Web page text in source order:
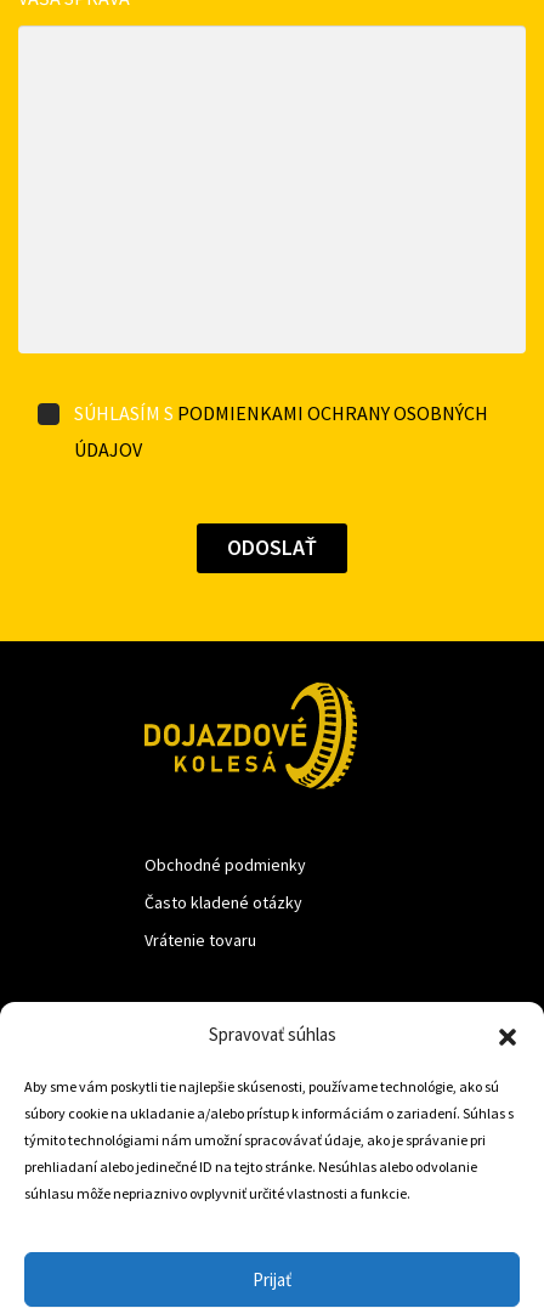
Spravovať súhlas
Aby sme vám poskytli tie najlepšie skúsenosti, používame technológie, ako sú
súbory cookie na ukladanie a/alebo prístup k informáciám o zariadení. Súhlas s
týmito technológiami nám umožní spracovávať údaje, ako je správanie pri
prehliadaní alebo jedinečné ID na tejto stránke. Nesúhlas alebo odvolanie
súhlasu môže nepriaznivo ovplyvniť určité vlastnosti a funkcie.
Prijať
SÚHLASÍM S PODMIENKAMI OCHRANY OSOBNÝCH
ÚDAJOV
Obchodné podmienky
Často kladené otázky
Vrátenie tovaru
Trstená 02801
+421 905 806 234